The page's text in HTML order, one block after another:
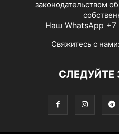
законодательством
Наш WhatsApp +7
Свяжитесь с нами:
СЛЕДУЙТЕ